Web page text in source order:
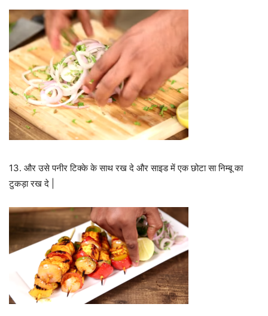
13. और उसे पनीर टिक्के के साथ रख दे और साइड में एक छोटा सा निम्बू का
टुकड़ा रख दे |